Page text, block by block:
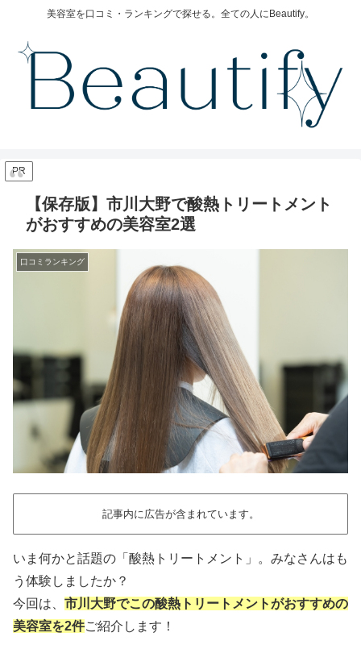
美容室を口コミ・ランキングで探せる。全ての人にBeautify。
PR
【保存版】市川大野で酸熱トリートメント
がおすすめの美容室2選
口コミランキング
記事内に広告が含まれています。
いま何かと話題の「酸熱トリートメント」。みなさんはも
う体験しましたか？
今回は、 市川大野でこの酸熱トリートメントがおすすめの
美容室を2件ご紹介します！